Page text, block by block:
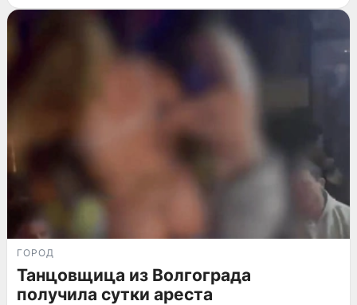
ГОРОД
Танцовщица из Волгограда
получила сутки ареста